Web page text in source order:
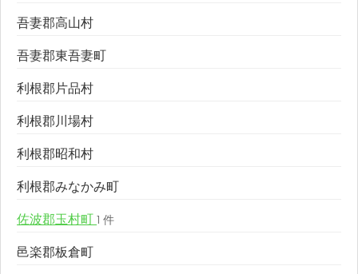
吾妻郡高山村
吾妻郡東吾妻町
利根郡片品村
利根郡川場村
利根郡昭和村
利根郡みなかみ町
佐波郡玉村町 1 件
邑楽郡板倉町